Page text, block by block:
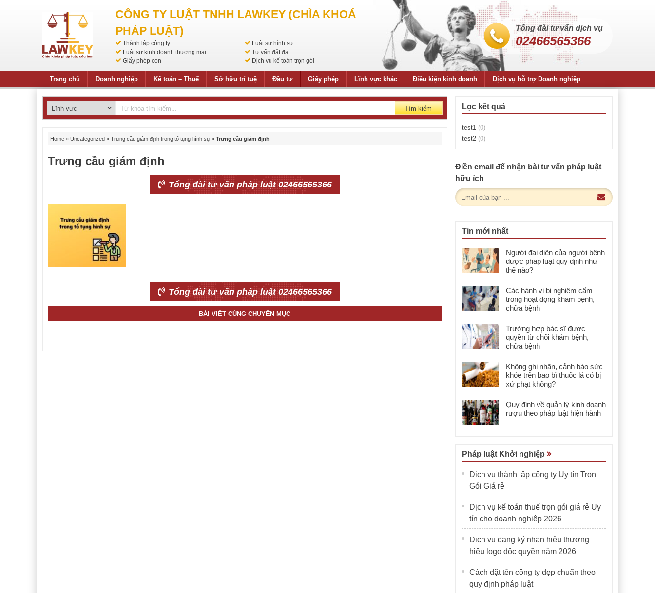
CÔNG TY LUẬT TNHH LAWKEY (CHÌA KHOÁ
PHÁP LUẬT)
Thành lập công ty
Luật sư hình sự
Luật sư kinh doanh thương mại
Tư vấn đất đai
Giấy phép con
Dịch vụ kế toán trọn gói
Tổng đài tư vấn dịch vụ
02466565366
Trang chủ Doanh nghiệp Kế toán – Thuế Sở hữu trí tuệ Đầu tư Giấy phép Lĩnh vực khác Điều kiện kinh doanh Dịch vụ hỗ trợ Doanh nghiệp
Tìm kiếm
Home » Uncategorized » Trưng cầu giám định trong tố tụng hình sự » Trưng cầu giám định
Trưng cầu giám định
Tổng đài tư vấn pháp luật 02466565366
Tổng đài tư vấn pháp luật 02466565366
BÀI VIẾT CÙNG CHUYÊN MỤC
Lọc kết quả
test1 (0)
test2 (0)
Điền email để nhận bài tư vấn pháp luật
hữu ích
Tin mới nhất
Người đại diện của người bệnh
được pháp luật quy định như
thế nào?
Các hành vi bị nghiêm cấm
trong hoạt động khám bệnh,
chữa bệnh
Trường hợp bác sĩ được
quyền từ chối khám bệnh,
chữa bệnh
Không ghi nhãn, cảnh báo sức
khỏe trên bao bì thuốc lá có bị
xử phạt không?
Quy định về quản lý kinh doanh
rượu theo pháp luật hiện hành
Pháp luật Khởi nghiệp
Dịch vụ thành lập công ty Uy tín Trọn
Gói Giá rẻ
Dịch vụ kế toán thuế trọn gói giá rẻ Uy
tín cho doanh nghiệp 2026
Dịch vụ đăng ký nhãn hiệu thương
hiệu logo độc quyền năm 2026
Cách đặt tên công ty đẹp chuẩn theo
quy định pháp luật